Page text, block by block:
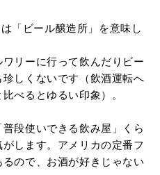
「ビール醸造所」を意味し
リーに行って飲んだりビー
しくないです（飲酒運転へ
べるとゆるい印象）。
段使いできる飲み屋」くら
します。アメリカの定番フ
ので、お酒が好きじゃない